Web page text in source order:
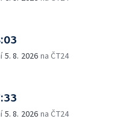
5. 8. 2026 na ČT24
5. 8. 2026 na ČT24